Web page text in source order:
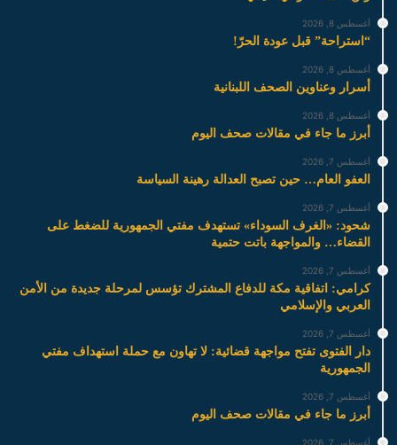
أغسطس 8, 2026
“استراحة” قبل عودة الحرّ!
أغسطس 8, 2026
أسرار وعناوين الصحف اللبنانية
أغسطس 8, 2026
أبرز ما جاء في مقالات صحف اليوم
أغسطس 7, 2026
العفو العام… حين تصبح العدالة رهينة السياسة
أغسطس 7, 2026
شحود: «الغرف السوداء» تستهدف مفتي الجمهورية للضغط على
القضاء… والمواجهة باتت حتمية
أغسطس 7, 2026
كرامي: اتفاقية مكة للدفاع المشترك تؤسس لمرحلة جديدة من الأمن
العربي والإسلامي
أغسطس 7, 2026
دار الفتوى تفتح مواجهة قضائية: لا تهاون مع حملة استهداف مفتي
الجمهورية
أغسطس 7, 2026
أبرز ما جاء في مقالات صحف اليوم
أغسطس 7, 2026